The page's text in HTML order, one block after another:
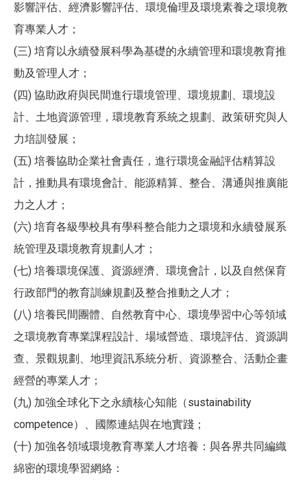
影響評估、經濟影響評估、環境倫理及環境素養之環境教
育專業人才；
(三) 培育以永續發展科學為基礎的永續管理和環境教育推
動及管理人才；
(四) 協助政府與民間進行環境管理、環境規劃、環境設
計、土地資源管理，環境教育系統之規劃、政策研究與人
力培訓發展；
(五) 培養協助企業社會責任，進行環境金融評估精算設
計，推動具有環境會計、能源精算、整合、溝通與推廣能
力之人才；
(六) 培育各級學校具有學科整合能力之環境和永續發展系
統管理及環境教育規劃人才；
(七) 培養環境保護、資源經濟、環境會計，以及自然保育
行政部門的教育訓練規劃及整合推動之人才；
(八) 培養民間團體、自然教育中心、環境學習中心等領域
之環境教育專業課程設計、場域營造、環境評估、資源調
查、景觀規劃、地理資訊系統分析、資源整合、活動企畫
經營的專業人才；
(九) 加強全球化下之永續核心知能（sustainability
competence）、國際連結與在地實踐；
(十) 加強各領域環境教育專業人才培養：與各界共同編織
綿密的環境學習網絡：